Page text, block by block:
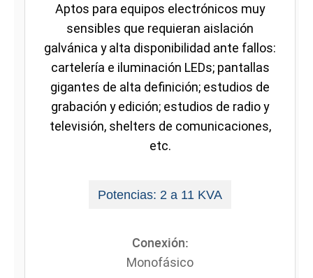
Aptos para equipos electrónicos muy
sensibles que requieran aislación
galvánica y alta disponibilidad ante fallos:
cartelería e iluminación LEDs; pantallas
gigantes de alta definición; estudios de
grabación y edición; estudios de radio y
televisión, shelters de comunicaciones,
etc.
Potencias: 2 a 11 KVA
Conexión:
Monofásico